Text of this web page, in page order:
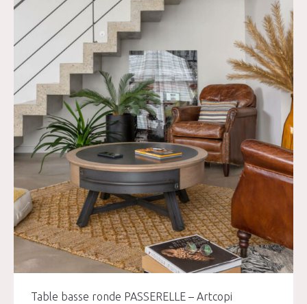
Table basse ronde PASSERELLE – Artcopi